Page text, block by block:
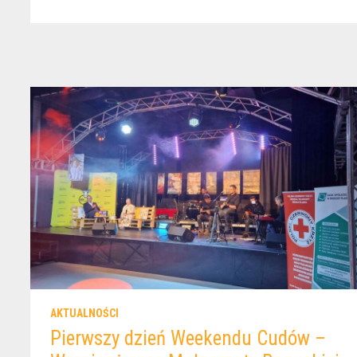
AKTUALNOŚCI
Pierwszy dzień Weekendu Cudów –